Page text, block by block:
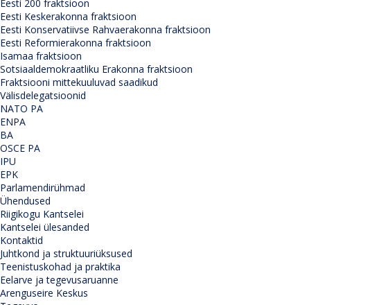
Eesti 200 fraktsioon
Eesti Keskerakonna fraktsioon
Eesti Konservatiivse Rahvaerakonna fraktsioon
Eesti Reformierakonna fraktsioon
Isamaa fraktsioon
Sotsiaaldemokraatliku Erakonna fraktsioon
Fraktsiooni mittekuuluvad saadikud
Välisdelegatsioonid
NATO PA
ENPA
BA
OSCE PA
IPU
EPK
Parlamendirühmad
Ühendused
Riigikogu Kantselei
Kantselei ülesanded
Kontaktid
Juhtkond ja struktuuriüksused
Teenistuskohad ja praktika
Eelarve ja tegevusaruanne
Arenguseire Keskus